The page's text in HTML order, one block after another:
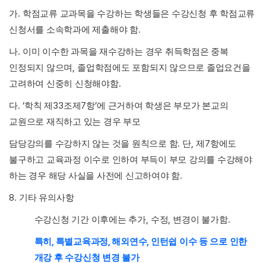
가. 학점교류 교과목을 수강하는 학생들은 수강신청 후 학점교류
신청서를 소속학과에 제출해야 함.
나. 이미 이수한 과목을 재수강하는 경우 취득학점은 중복
인정되지 않으며 , 졸업학점에도 포함되지 않으므로 졸업요건을
고려하여 신중히 신청해야함.
다. ‘학칙 제 33조제 7항’에 근거하여 학생은 부모가 본교의
교원으로 재직하고 있는 경우 부모
담당강의를 수강하지 않는 것을 원칙으로 함. 단, 제 7항에도
불구하고 교육과정 이수로 인하여 부득이 부모 강의를 수강해야
하는 경우 해당 사실을 사전에 신고하여야 함.
8. 기타 유의사항
수강신청 기간 이후에는 추가, 수정, 변경이 불가함.
특히 , 특별교육과정,해외연수, 인턴쉽 이수 등 으로 인한
개강 후 수강신청 변경 불가